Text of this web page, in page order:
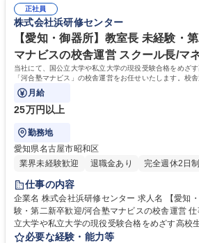
します。※講師ではないため、授業を担当する必要は
種 ＼2027年4月入社歓迎／【大阪】校舎運営 ◆
休日120日！
握。配属後も、本部から研修を受けられるので
おり、校舎長→ブロック長と順調にステップア
続けながら働き方を改善されたい方・ビジネス
おすすめです！ 学歴・資格 学歴：大学院
正社員
株式会社浜研修センター
【愛知・御器所】教室長 未経験・
マナビスの校舎運営 スクール長/マ
当社にて、国公立大学や私立大学の現役受験合格をめざ
「河合塾マナビス」の校舎運営をお任せいたします。校
すので未経験の方もご安心ください。
月給
25万円以上
勤務地
愛知県名古屋市昭和区
業界未経験歓迎
退職金あり 完全週休2日制
仕事の内容
企業名 株式会社浜研修センター 求人名 【愛知・御器所】教室長 ◆未経
験・第二新卒歓迎/河合塾マナビスの校舎運営 仕事の内容 当社にて、国公
立大学や私立大学の現役受験合格をめざす高校
「河合塾マナビス」の校舎運営をお任せいたし
必要な経験・能力等